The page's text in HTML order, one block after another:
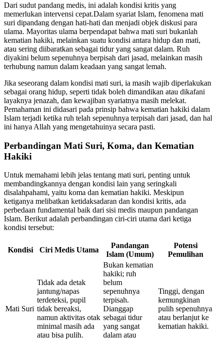
Dari sudut pandang medis, ini adalah kondisi kritis yang
memerlukan intervensi cepat.Dalam syariat Islam, fenomena mati
suri dipandang dengan hati-hati dan menjadi objek diskusi para
ulama. Mayoritas ulama berpendapat bahwa mati suri bukanlah
kematian hakiki, melainkan suatu kondisi antara hidup dan mati,
atau sering diibaratkan sebagai tidur yang sangat dalam. Ruh
diyakini belum sepenuhnya berpisah dari jasad, melainkan masih
terhubung namun dalam keadaan yang sangat lemah.
Jika seseorang dalam kondisi mati suri, ia masih wajib diperlakukan
sebagai orang hidup, seperti tidak boleh dimandikan atau dikafani
layaknya jenazah, dan kewajiban syariatnya masih melekat.
Pemahaman ini didasari pada prinsip bahwa kematian hakiki dalam
Islam terjadi ketika ruh telah sepenuhnya terpisah dari jasad, dan hal
ini hanya Allah yang mengetahuinya secara pasti.
Perbandingan Mati Suri, Koma, dan Kematian
Hakiki
Untuk memahami lebih jelas tentang mati suri, penting untuk
membandingkannya dengan kondisi lain yang seringkali
disalahpahami, yaitu koma dan kematian hakiki. Meskipun
ketiganya melibatkan ketidaksadaran dan kondisi kritis, ada
perbedaan fundamental baik dari sisi medis maupun pandangan
Islam. Berikut adalah perbandingan ciri-ciri utama dari ketiga
kondisi tersebut:
Kondisi Ciri Medis Utama
Pandangan
Islam (Umum)
Potensi
Pemulihan
Mati Suri
Tidak ada detak
jantung/napas
terdeteksi, pupil
tidak bereaksi,
namun aktivitas otak
minimal masih ada
atau bisa pulih.
Bukan kematian
hakiki; ruh
belum
sepenuhnya
terpisah.
Dianggap
sebagai tidur
yang sangat
dalam atau
Tinggi, dengan
kemungkinan
pulih sepenuhnya
atau berlanjut ke
kematian hakiki.